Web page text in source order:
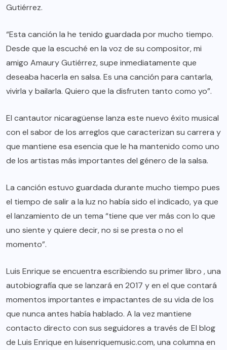
Gutiérrez.
“Esta canción la he tenido guardada por mucho tiempo.
Desde que la escuché en la voz de su compositor, mi
amigo Amaury Gutiérrez, supe inmediatamente que
deseaba hacerla en salsa. Es una canción para cantarla,
vivirla y bailarla. Quiero que la disfruten tanto como yo”.
El cantautor nicaragüense lanza este nuevo éxito musical
con el sabor de los arreglos que caracterizan su carrera y
que mantiene esa esencia que le ha mantenido como uno
de los artistas más importantes del género de la salsa.
La canción estuvo guardada durante mucho tiempo pues
el tiempo de salir a la luz no había sido el indicado, ya que
el lanzamiento de un tema “tiene que ver más con lo que
uno siente y quiere decir, no si se presta o no el
momento”.
Luis Enrique se encuentra escribiendo su primer libro , una
autobiografía que se lanzará en 2017 y en el que contará
momentos importantes e impactantes de su vida de los
que nunca antes había hablado. A la vez mantiene
contacto directo con sus seguidores a través de El blog
de Luis Enrique en luisenriquemusic.com, una columna en